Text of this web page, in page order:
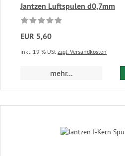
Jantzen Luftspulen d0,7mm
EUR 5,60
inkl. 19 % USt zzgl. Versandkosten
mehr...